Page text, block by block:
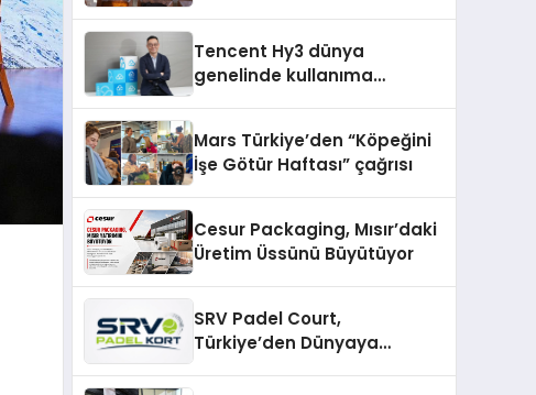
Tencent Hy3 dünya
genelinde kullanıma
Mars Türkiye’den “Köpeğini
İşe Götür Haftası” çağrısı
Cesur Packaging, Mısır’daki
Üretim Üssünü Büyütüyor
SRV Padel Court,
Türkiye’den Dünyaya